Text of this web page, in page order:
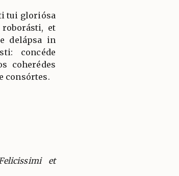
tui gloriósa
et
delápsa in
concéde
coherédes
consórtes.
et